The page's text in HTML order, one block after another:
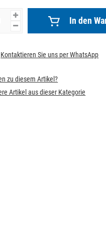
In den
Kontaktieren Sie uns per WhatsApp
zu diesem Artikel?
Artikel aus dieser Kategorie